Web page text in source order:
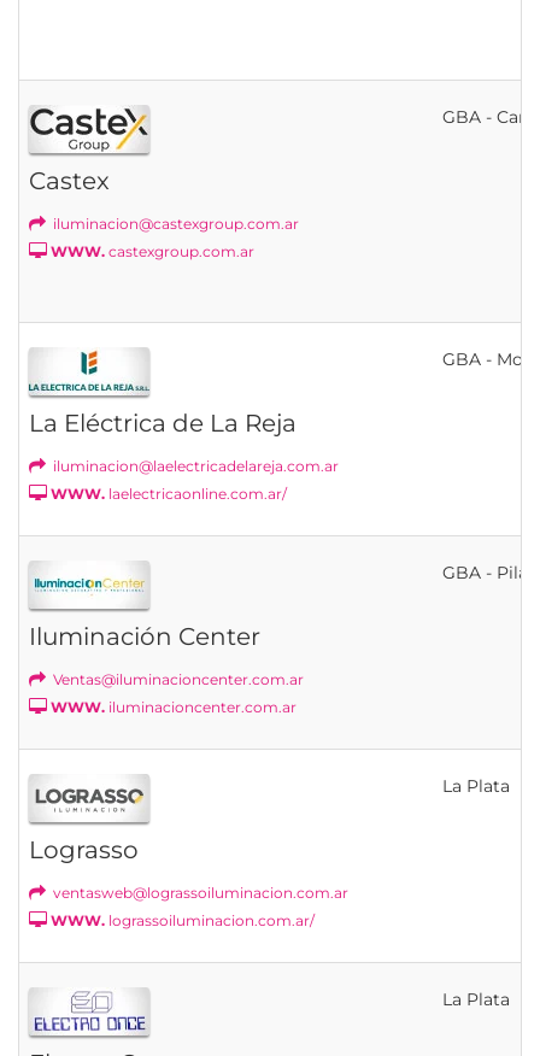
Castex
iluminacion@castexgroup.com.ar
WWW. castexgroup.com.ar
GBA -
La Eléctrica de La Reja
iluminacion@laelectricadelareja.com.ar
WWW. laelectricaonline.com.ar/
GBA -
Iluminación Center
Ventas@iluminacioncenter.com.ar
WWW. iluminacioncenter.com.ar
GBA - Pilar
Lograsso
ventasweb@lograssoiluminacion.com.ar
WWW. lograssoiluminacion.com.ar/
La Plata
La Plata